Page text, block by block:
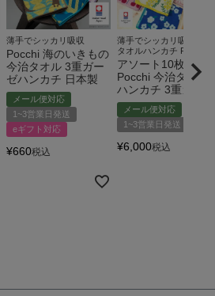
薄手でシッカリ吸収
Pocchi 海のいきもの
今治タオル 3重ガー
ゼハンカチ 日本製
メール便対応
1~3営業日発送
eギフト対応
¥660税込
薄手でシッカリ吸収♪今
タオルハンカチ Pocchi
アソート10枚セッ
Pocchi 今治タオル
ハンカチ 3重ガーゼ
メール便対応
1~3営業日発送
¥6,000税込